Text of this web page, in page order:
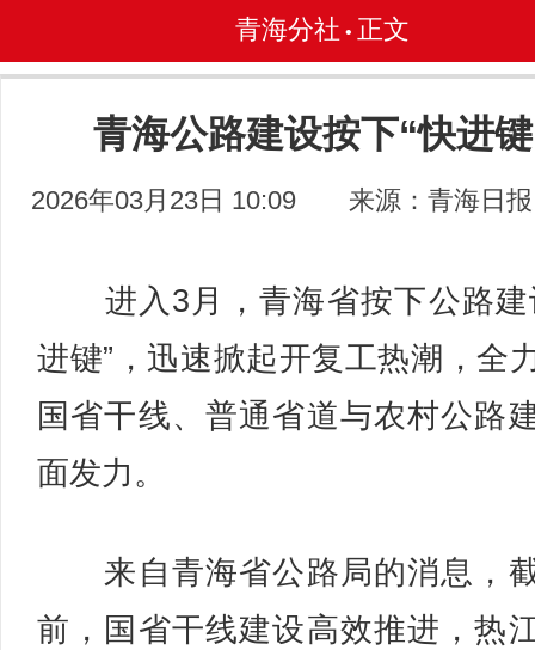
青海分社 • 正文
青海公路建设按下“快进
2026年03月23日 10:09 来源：青海日报
进入3月，青海省按下公路建
进键”，迅速掀起开复工热潮，全
国省干线、普通省道与农村公路
面发力。
来自青海省公路局的消息，
前，国省干线建设高效推进，热